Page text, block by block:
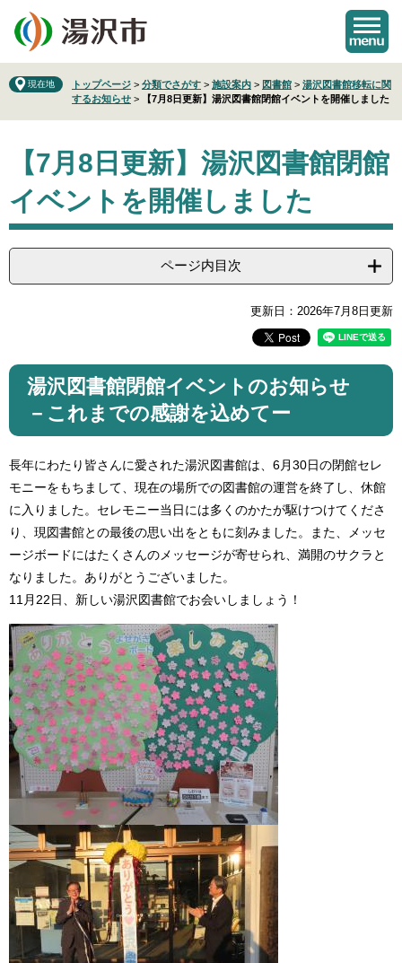
の
先
で
ー
を
ば
現在地 トップページ > 分類でさがす > 施設案内 > 図書館 > 湯沢図書館移転に関
するお知らせ > 【7月8日更新】湯沢図書館閉館イベントを開催しました
【7月8日更新】湯沢図書館閉館
イベントを開催しました
ページ内目次
更新日：2026年7月8日更新
湯沢図書館閉館イベントのお知らせ
－これまでの感謝を込めてー
長年にわたり皆さんに愛された湯沢図書館は、6月30日の閉館セレ
モニーをもちまして、現在の場所での図書館の運営を終了し、休館
に入りました。セレモニー当日には多くのかたが駆けつけてくださ
り、現図書館との最後の思い出をともに刻みました。また、メッセ
ージボードにはたくさんのメッセージが寄せられ、満開のサクラと
なりました。ありがとうございました。
11月22日、新しい湯沢図書館でお会いしましょう！